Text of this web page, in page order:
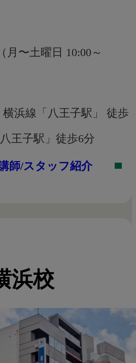
（月〜土曜日 10:00～
横浜線「八王子駅」 徒歩
王子駅」徒歩6分
師/スタッフ紹介
浜校